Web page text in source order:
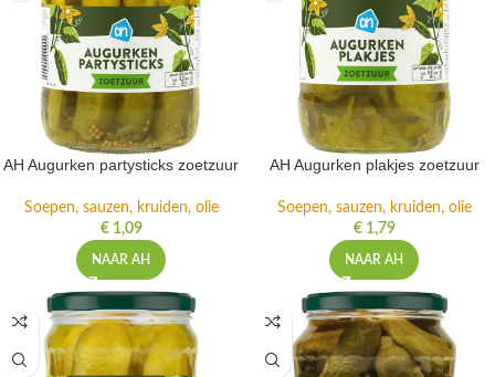
AH Augurken partysticks zoetzuur
Soepen, sauzen, kruiden, olie
€1,09
NAAR AH
AH Augurken plakjes zoetzuur
Soepen, sauzen, kruiden, olie
€1,79
NAAR AH